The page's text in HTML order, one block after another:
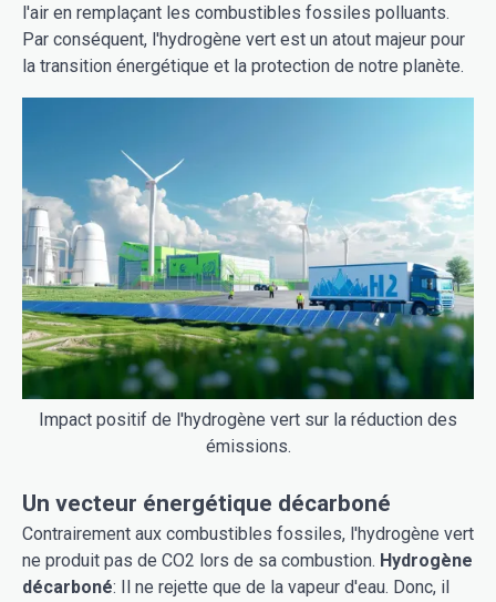
l'air en remplaçant les combustibles fossiles polluants.
Par conséquent, l'hydrogène vert est un atout majeur pour
la transition énergétique et la protection de notre planète.
Impact positif de l'hydrogène vert sur la réduction des
émissions.
Un vecteur énergétique décarboné
Contrairement aux combustibles fossiles, l'hydrogène vert
ne produit pas de CO2 lors de sa combustion. Hydrogène
décarboné: Il ne rejette que de la vapeur d'eau. Donc, il